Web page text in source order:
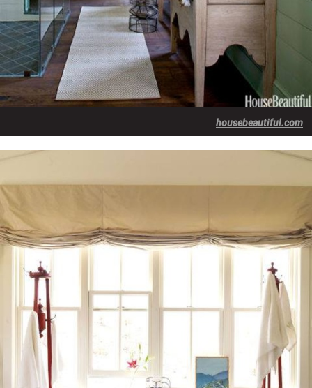
housebeautiful.com